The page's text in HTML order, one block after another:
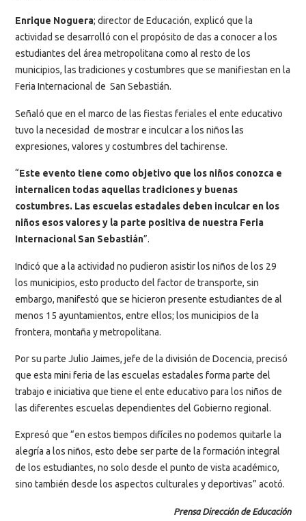
Enrique Noguera; director de Educación, explicó que la
actividad se desarrolló con el propósito de das a conocer a los
estudiantes del área metropolitana como al resto de los
municipios, las tradiciones y costumbres que se manifiestan en la
Feria Internacional de San Sebastián.
Señaló que en el marco de las fiestas feriales el ente educativo
tuvo la necesidad de mostrar e inculcar a los niños las
expresiones, valores y costumbres del tachirense.
“Este evento tiene como objetivo que los niños conozca e
internalicen todas aquellas tradiciones y buenas
costumbres. Las escuelas estadales deben inculcar en los
niños esos valores y la parte positiva de nuestra Feria
Internacional San Sebastián”.
Indicó que a la actividad no pudieron asistir los niños de los 29
los municipios, esto producto del factor de transporte, sin
embargo, manifestó que se hicieron presente estudiantes de al
menos 15 ayuntamientos, entre ellos; los municipios de la
frontera, montaña y metropolitana.
Por su parte Julio Jaimes, jefe de la división de Docencia, precisó
que esta mini feria de las escuelas estadales forma parte del
trabajo e iniciativa que tiene el ente educativo para los niños de
las diferentes escuelas dependientes del Gobierno regional.
Expresó que “en estos tiempos difíciles no podemos quitarle la
alegría a los niños, esto debe ser parte de la formación integral
de los estudiantes, no solo desde el punto de vista académico,
sino también desde los aspectos culturales y deportivas” acotó.
Prensa Dirección de Educación